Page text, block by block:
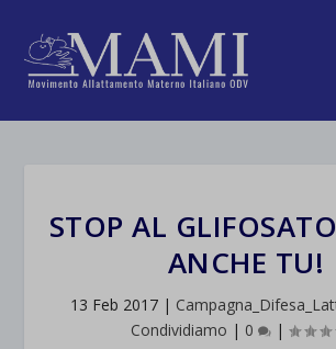
STOP AL
ANCHE TU!
13 Feb 2017 |
Condividiamo | 0 |